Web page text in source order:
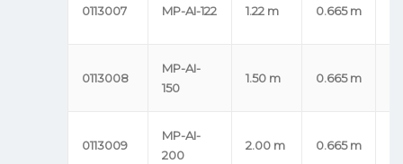
0113007 MP-AI-122 1.22 m 0.665 m
0113008
MP-AI-
150
1.50 m 0.665 m
0113009
MP-AI-
200
2.00 m 0.665 m